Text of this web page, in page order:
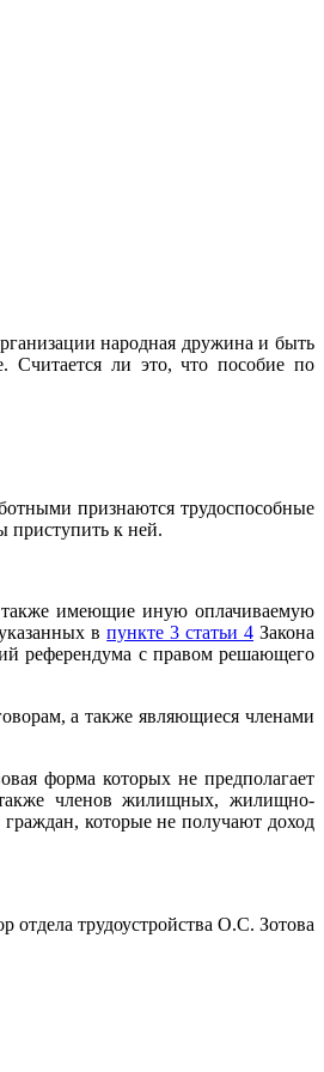
народная дружина и быть
Считается ли это, что пособие по
признаются трудоспособные
приступить к ней.
также имеющие иную оплачиваемую
впункте 3 статьи 4 Закона
референдума с правом решающего
а также являющиеся членами
форма которых не предполагает
также членов жилищных, жилищно-
которые не получают доход
отдела трудоустройства О.С. Зотова